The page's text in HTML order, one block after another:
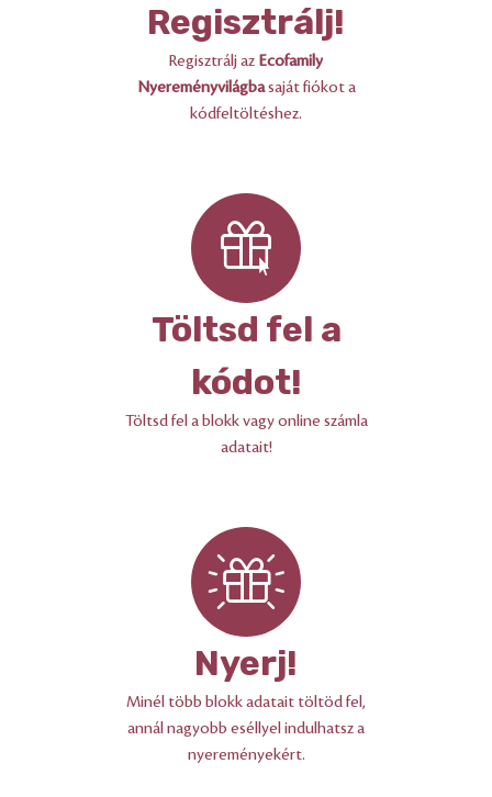
Regisztrálj!
Regisztrálj az Ecofamily
Nyereményvilágbasaját fiókot a
kódfeltöltéshez.
Töltsd fel a
kódot!
Töltsd fel a blokk vagy online számla
adatait!
Nyerj!
Minél több blokk adatait töltöd fel,
annál nagyobb eséllyel indulhatsz a
nyereményekért.